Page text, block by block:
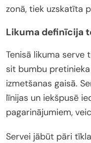
zonā, tiek uzskatīta
Likuma definīcija
Tenisā likuma serve
sit bumbu
izmetšanas gaisā.
līnijas un iekšpusē
pagarinājumiem,
Servei jābūt pāri